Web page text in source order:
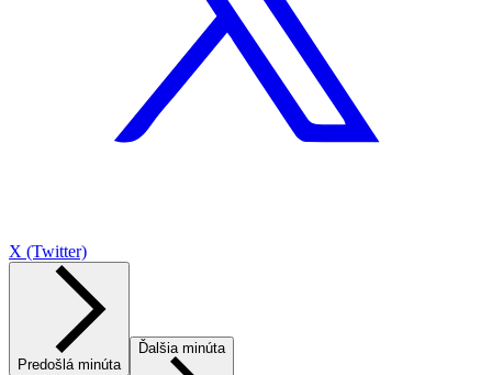
X (Twitter)
Predošlá minúta
Ďalšia minúta